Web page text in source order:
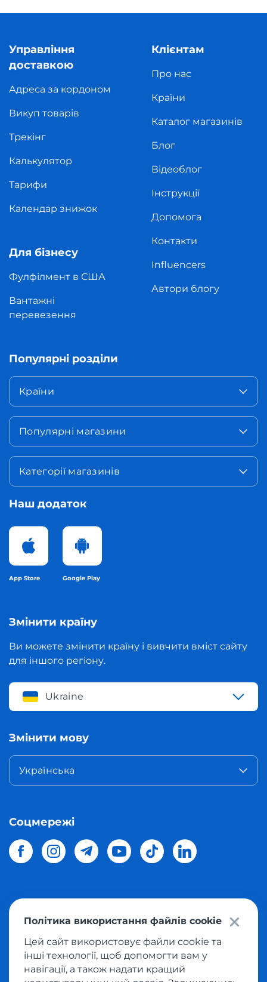
Управління
доставкою
Адреса за кордоном
Викуп товарів
Трекінг
Калькулятор
Тарифи
Календар знижок
Для бізнесу
Фулфілмент в США
Вантажні
перевезення
Клієнтам
Про нас
Країни
Каталог магазинів
Блог
Відеоблог
Інструкції
Допомога
Контакти
Influencers
Автори блогу
Популярні розділи
Країни
Популярні магазини
Категорії магазинів
Наш додаток
App Store Google Play
Змінити країну
Ви можете змінити країну і вивчити вміст сайту
для іншого регіону.
Ukraine
Змінити мову
Українська
Соцмережі
магазинів світу в Україну.Всі права захищені
Політика конфіденційності
Публічна оферта
Політика використання файлів cookie
Цей сайт використовує файли cookie та
інші технології, щоб допомогти вам у
навігації, а також надати кращий